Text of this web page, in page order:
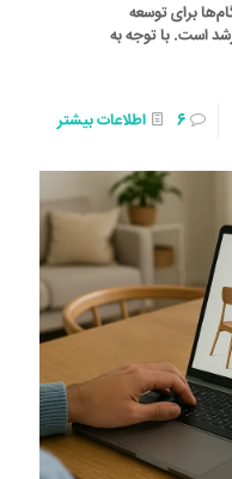
برای توسعه
است. با توجه به
6 اطلاعات بیشتر